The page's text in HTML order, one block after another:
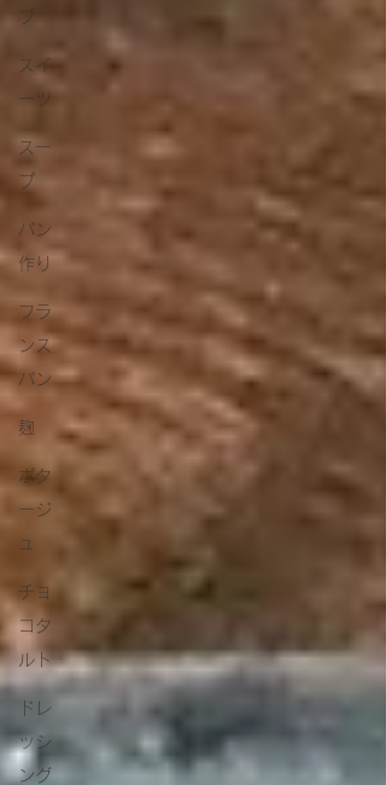
ブ
スイ
ーツ
スー
プ
パン
作り
フラ
ンス
パン
麹
ポタ
ージ
ュ
チョ
コタ
ルト
ドレ
ッシ
ング